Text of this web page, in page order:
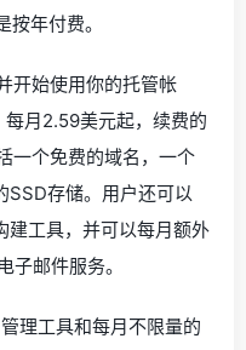
按年付费。
开始使用你的托管帐
月2.59美元起，续费的
一个免费的域名，一个
SSD存储。用户还可以
工具，并可以每月额外
子邮件服务。
理工具和每月不限量的